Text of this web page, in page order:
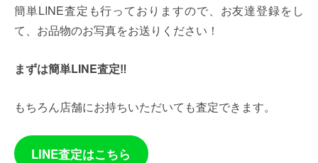
簡単LINE査定も行っておりますので、お友達登録をし
て、お品物のお写真をお送りください！
まずは簡単LINE査定‼
もちろん店舗にお持ちいただいても査定できます。
LINE査定はこちら